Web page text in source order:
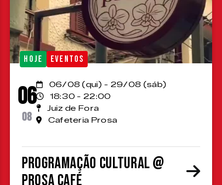
HOJE EVENTOS
06
08
06/08 (qui) - 29/08 (sáb)
18:30 - 22:00
Juiz de Fora
Cafeteria Prosa
Programação cultural @
Prosa Café